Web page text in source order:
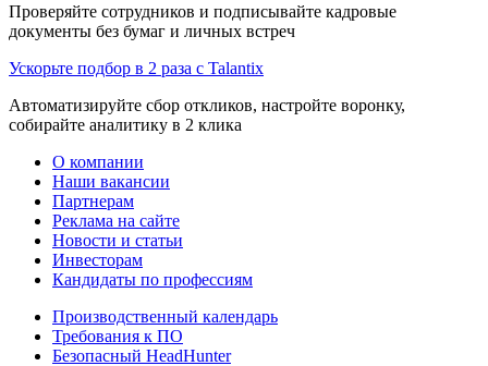
Проверяйте сотрудников и подписывайте кадровые
документы без бумаг и личных встреч
Ускорьте подбор в 2 раза с Talantix
Автоматизируйте сбор откликов, настройте воронку,
собирайте аналитику в 2 клика
О компании
Наши вакансии
Партнерам
Реклама на сайте
Новости и статьи
Инвесторам
Кандидаты по профессиям
Производственный календарь
Требования к ПО
Безопасный HeadHunter